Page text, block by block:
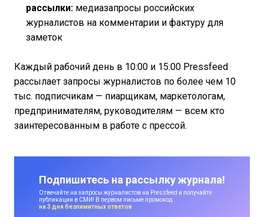
рассылки: медиазапросы российских
журналистов на комментарии и фактуру для
заметок
Каждый рабочий день в 10:00 и 15:00 Pressfeed
рассылает запросы журналистов по более чем 10
тыс. подписчикам — пиарщикам, маркетологам,
предпринимателям, руководителям — всем кто
заинтересованным в работе с прессой.
Подпишитесь на рассылку журнала!
Отвечайте на запросы журналистов на Pressfeed и получайте
публикации в СМИ! В первом письме промокод
на 3 дня безлимитных ответов